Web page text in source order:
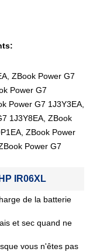
ZBook Power G7
Power G7
Power G7 1J3Y3EA,
1J3Y8EA, ZBook
ZBook Power
Power G7
IR06XL
de la batterie
et sec quand ne
vous n'êtes pas